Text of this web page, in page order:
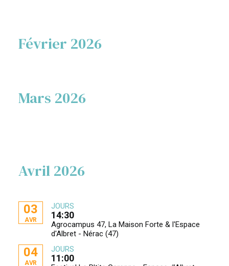
Février 2026
Mars 2026
Avril 2026
03
AVR
JOURS
14:30
Agrocampus 47, La Maison Forte & l'Espace
d'Albret - Nérac (47)
04
AVR
JOURS
11:00